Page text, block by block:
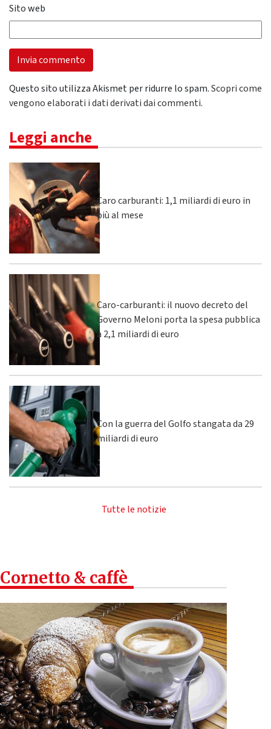
Sito web
Questo sito utilizza Akismet per ridurre lo spam.Scopri come
vengono elaborati i dati derivati dai commenti.
Leggi anche
Caro carburanti: 1,1 miliardi di euro in
più al mese
Caro-carburanti: il nuovo decreto del
Governo Meloni porta la spesa pubblica
a 2,1 miliardi di euro
Con la guerra del Golfo stangata da 29
miliardi di euro
Tutte le notizie
Cornetto & caffè